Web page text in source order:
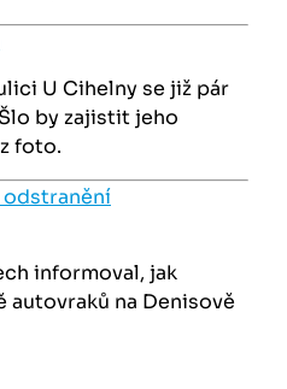
U Cihelny se již pár
by zajistit jeho
foto.
informoval, jak
na Denisově